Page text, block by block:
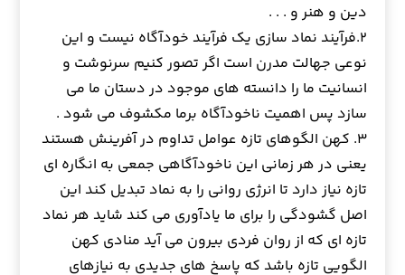
دین و هنر و . . .
۲.فرآیند نماد سازی یک فرآیند خودآگاه نیست و این
نوعی جهالت مدرن است اگر تصور کنیم سرنوشت و
انسانیت ما را دانسته های موجود در دستان ما می
سازد پس اهمیت ناخودآگاه برما مکشوف می شود .
۳. کهن الگوهای تازه عوامل تداوم در آفرینش هستند
یعنی در هر زمانی این ناخودآگاهی جمعی به انگاره ای
تازه نیاز دارد تا انرژی روانی را به نماد تبدیل کند این
اصل گشودگی را برای ما یادآوری می کند شاید هر نماد
تازه ای که از روان فردی بیرون می آید منادی کهن
الگویی تازه باشد که پاسخ های جدیدی به نیازهای